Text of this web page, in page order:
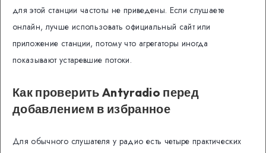
для этой станции частоты не приведены. Если слушаете
онлайн, лучше использовать официальный сайт или
приложение станции, потому что агрегаторы иногда
показывают устаревшие потоки.
Как проверить Antyradio перед
добавлением в избранное
Для обычного слушателя у радио есть четыре практических